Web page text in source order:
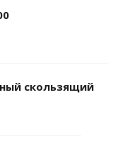
скользящий